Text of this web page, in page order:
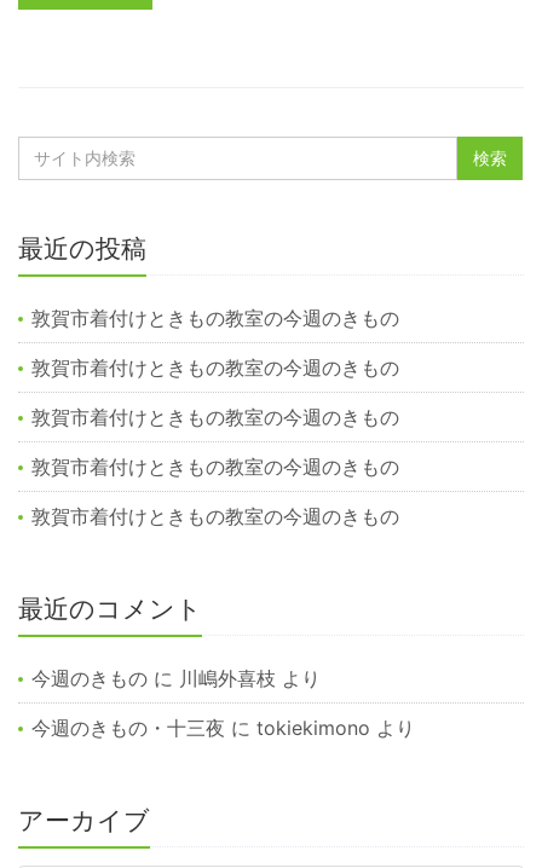
最近の投稿
敦賀市着付けときもの教室の今週のきもの
敦賀市着付けときもの教室の今週のきもの
敦賀市着付けときもの教室の今週のきもの
敦賀市着付けときもの教室の今週のきもの
敦賀市着付けときもの教室の今週のきもの
最近のコメント
今週のきもの に 川嶋外喜枝 より
今週のきもの・十三夜 にtokiekimono より
アーカイブ